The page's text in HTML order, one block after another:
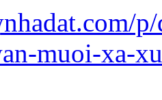
muoi-xa-